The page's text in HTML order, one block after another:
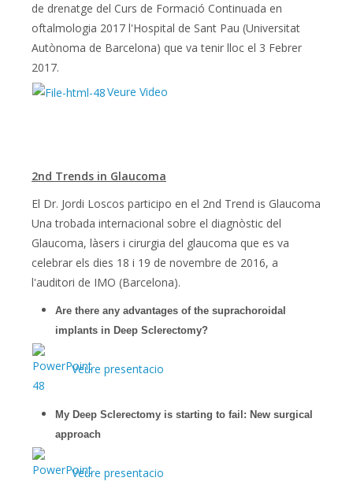
de drenatge del Curs de Formació Continuada en
oftalmologia 2017 l'Hospital de Sant Pau (Universitat
Autònoma de Barcelona) que va tenir lloc el 3 Febrer
2017.
Veure Video
2nd Trends in Glaucoma
El Dr. Jordi Loscos participo en el 2nd Trend is Glaucoma
Una trobada internacional sobre el diagnòstic del
Glaucoma, làsers i cirurgia del glaucoma que es va
celebrar els dies 18 i 19 de novembre de 2016, a
l'auditori de IMO (Barcelona).
Are there any advantages of the suprachoroidal
implants in Deep Sclerectomy?
Veure presentacio
My Deep Sclerectomy is starting to fail: New surgical
approach
Veure presentacio